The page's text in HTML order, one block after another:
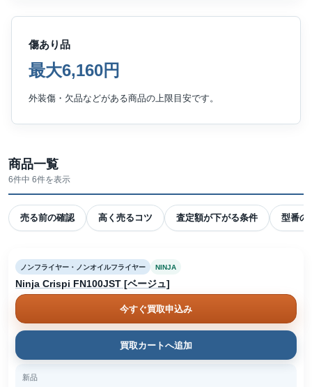
傷あり品
最大6,160円
外装傷・欠品などがある商品の上限目安です。
商品一覧
6件中 6件を表示
売る前の確認 高く売るコツ 査定額が下がる条件 型番の
ノンフライヤー・ノンオイルフライヤー NINJA
Ninja Crispi FN100JST [ベージュ]
今すぐ買取申込み
買取カートへ追加
新品